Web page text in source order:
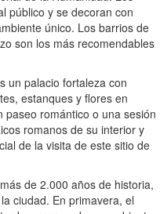
público y se decoran con
único. Los barrios de
son los más recomendables
un palacio fortaleza con
estanques y flores en
romántico o una sesión
romanos de su interior y
de la visita de este sitio de
de 2.000 años de historia,
ciudad. En primavera, el